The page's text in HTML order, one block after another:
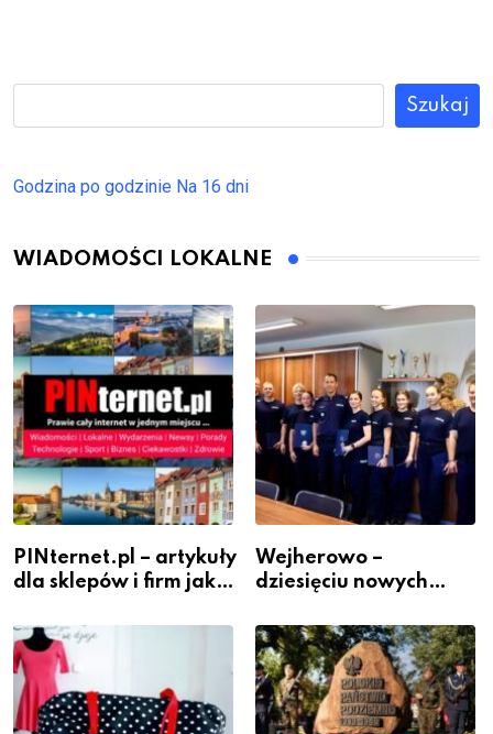
Szukaj
Godzina po godzinie Na 16 dni
WIADOMOŚCI LOKALNE
PINternet.pl – artykuły
dla sklepów i firm jako
widoczność
Wejherowo –
dziesięciu nowych
szeregach Komendy
Powiatowej